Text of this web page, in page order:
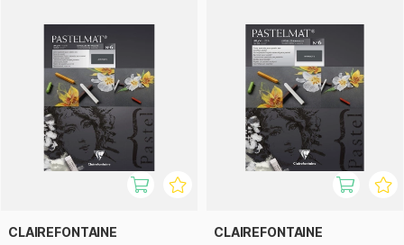
CLAIREFONTAINE CLAIREFONTAINE